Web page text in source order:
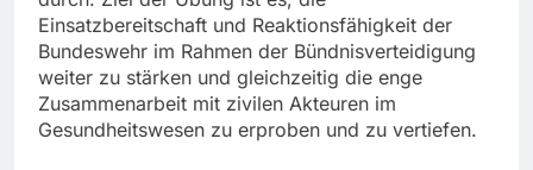
Einsatzbereitschaft und Reaktionsfähigkeit der
Bundeswehr im Rahmen der Bündnisverteidigung
weiter zu stärken und gleichzeitig die enge
Zusammenarbeit mit zivilen Akteuren im
Gesundheitswesen zu erproben und zu vertiefen.